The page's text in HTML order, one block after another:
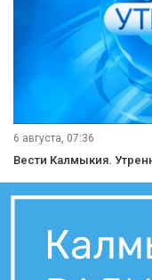
6 августа, 07:36
Вести Калмыкия.